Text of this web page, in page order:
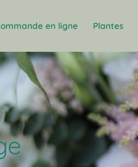
en ligne Plantes